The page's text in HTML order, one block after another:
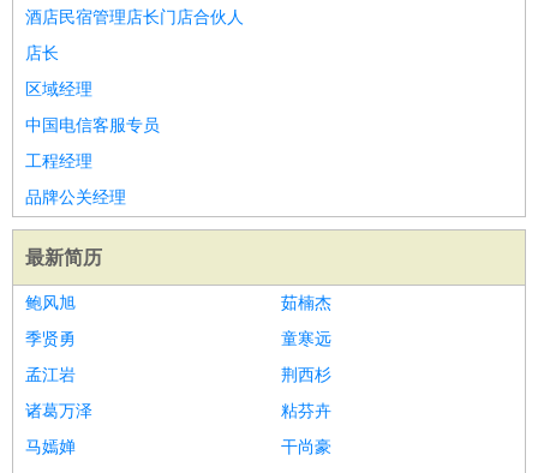
酒店民宿管理店长门店合伙人
店长
区域经理
中国电信客服专员
工程经理
品牌公关经理
最新简历
鲍风旭
茹楠杰
季贤勇
童寒远
孟江岩
荆西杉
诸葛万泽
粘芬卉
马嫣婵
干尚豪